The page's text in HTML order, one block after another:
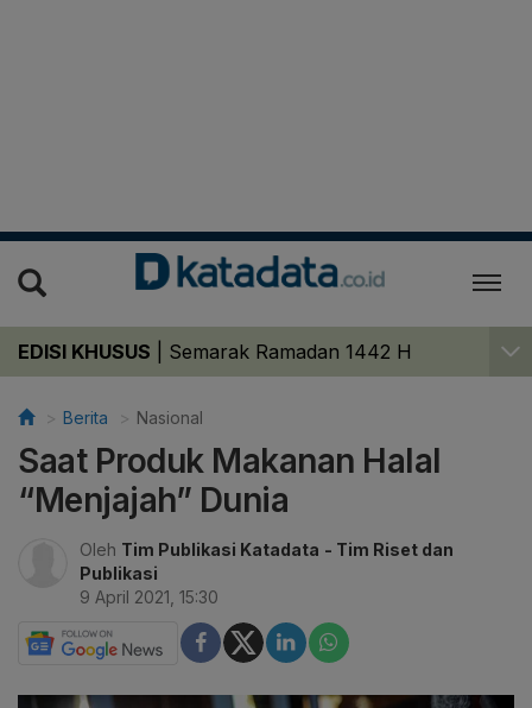
EDISI KHUSUS Semarak Ramadan 1442 H
Berita Nasional
Saat Produk Makanan Halal
“Menjajah” Dunia
Oleh Tim Publikasi Katadata - Tim Riset dan
Publikasi
9 April 2021, 15:30